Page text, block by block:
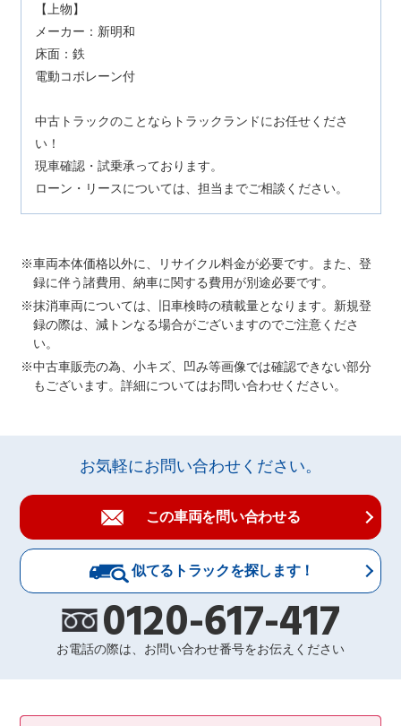
【上物】
メーカー：新明和
床面：鉄
電動コボレーン付
中古トラックのことならトラックランドにお任せくださ
い！
現車確認・試乗承っております。
ローン・リースについては、担当までご相談ください。
車両本体価格以外に、リサイクル料金が必要です。また、登
録に伴う諸費用、納車に関する費用が別途必要です。
抹消車両については、旧車検時の積載量となります。新規登
録の際は、減トンなる場合がございますのでご注意くださ
い。
中古車販売の為、小キズ、凹み等画像では確認できない部分
もございます。詳細についてはお問い合わせください。
お気軽にお問い合わせください。
この車両を問い合わせる
似てるトラックを探します！
0120-617-417
お電話の際は、お問い合わせ番号をお伝えください